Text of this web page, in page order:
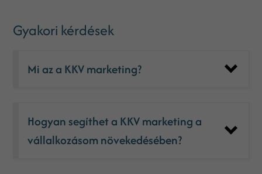
Gyakori kérdések
Mi az a KKV marketing?
Hogyan segíthet a KKV marketing a
vállalkozásom növekedésében?